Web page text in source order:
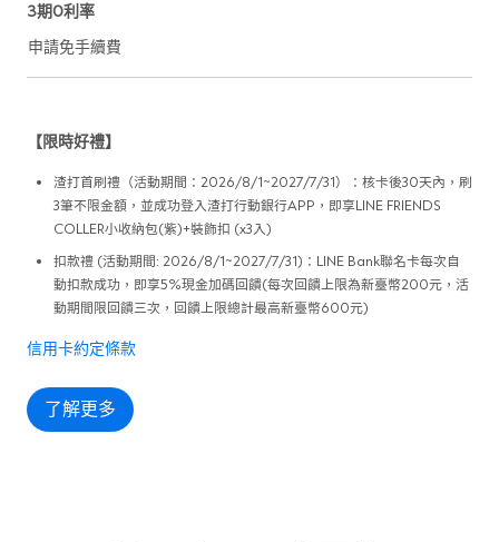
3期0利率
申請免手續費
【限時好禮】
渣打首刷禮（活動期間：2026/8/1~2027/7/31）：核卡後30天內，刷
3筆不限金額，並成功登入渣打行動銀行APP，即享LINE FRIENDS
COLLER小收納包(紫)+裝飾扣 (x3入)
扣款禮 (活動期間: 2026/8/1~2027/7/31)：LINE Bank聯名卡每次自
動扣款成功，即享5%現金加碼回饋(每次回饋上限為新臺幣200元，活
動期間限回饋三次，回饋上限總計最高新臺幣600元)
信用卡約定條款
了解更多